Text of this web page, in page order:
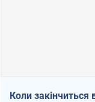
Коли закінчиться